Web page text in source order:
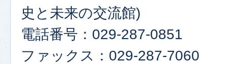
史と未来の交流館)
電話番号：029-287-0851
ファックス：029-287-7060